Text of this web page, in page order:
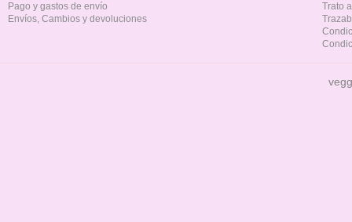
Pago y gastos de envío
Envíos, Cambios y devoluciones
Trato